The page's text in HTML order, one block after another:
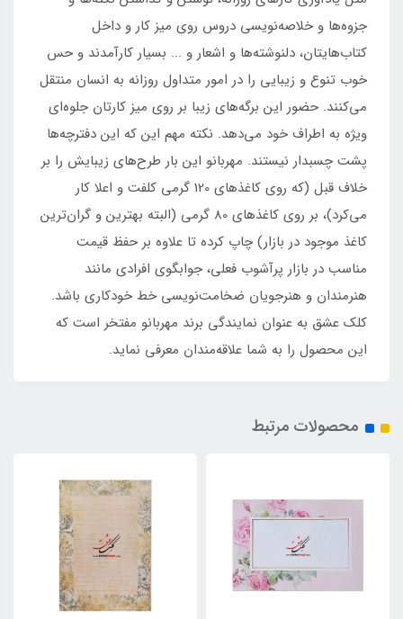
جزوه‌ها و خلاصه‌نویسی دروس روی میز کار و داخل
کتاب‌هایتان، دلنوشته‌ها و اشعار و ... بسیار کارآمدند و حس
خوب تنوع و زیبایی را در امور متداول روزانه به انسان منتقل
می‌کنند. حضور این برگه‌های زیبا بر روی میز کارتان جلوه‌ای
ویژه به اطراف خود می‌دهد. نکته مهم این که این دفترچه‌ها
پشت چسبدار نیستند. مهربانو این بار طرح‌های زیبایش را بر
خلاف قبل (که روی کاغذهای 120 گرمی کلفت و اعلا کار
می‌کرد)، بر روی کاغذهای 80 گرمی (البته بهترین و گران‌ترین
کاغذ موجود در بازار) چاپ کرده تا علاوه بر حفظ قیمت
مناسب در بازار پرآشوب فعلی، جوابگوی افرادی مانند
هنرمندان و هنرجویان ضخامت‌نویسی خط خودکاری باشد.
کلک عشق به عنوان نمایندگی برند مهربانو مفتخر است که
این محصول را به شما علاقه‌مندان معرفی نماید.
محصولات مرتبط